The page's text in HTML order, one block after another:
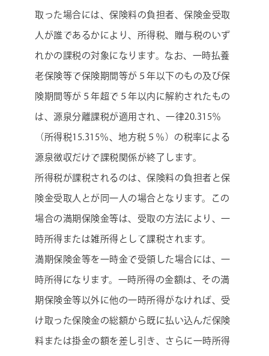
取った場合には、保険料の負担者、保険金受取
人が誰であるかにより、所得税、贈与税のいず
れかの課税の対象になります。なお、一時払養
老保険等で保険期間等が５年以下のもの及び保
険期間等が５年超で５年以内に解約されたもの
は、源泉分離課税が適用され、一律20.315％
（所得税15.315％、地方税５％）の税率による
源泉徴収だけで課税関係が終了します。
所得税が課税されるのは、保険料の負担者と保
険金受取人とが同一人の場合となります。この
場合の満期保険金等は、受取の方法により、一
時所得または雑所得として課税されます。
満期保険金等を一時金で受領した場合には、一
時所得になります。一時所得の金額は、その満
期保険金等以外に他の一時所得がなければ、受
け取った保険金の総額から既に払い込んだ保険
料または掛金の額を差し引き、さらに一時所得